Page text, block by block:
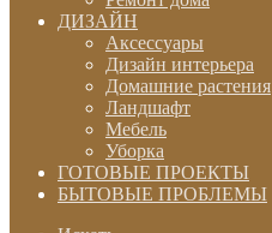
ДИЗАЙН
Аксессуары
Дизайн интерьера
Домашние растения
Ландшафт
Мебель
Уборка
ГОТОВЫЕ ПРОЕКТЫ
БЫТОВЫЕ ПРОБЛЕМЫ